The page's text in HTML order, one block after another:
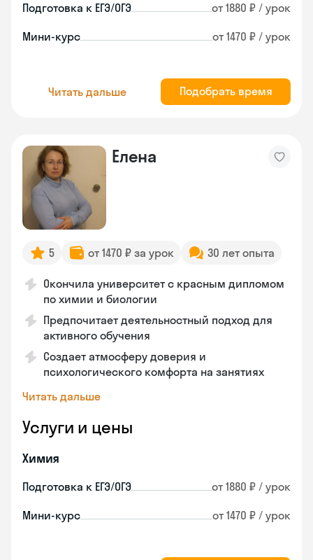
Подготовка к ЕГЭ/ОГЭ от 1880 ₽ / урок
Мини-курс от 1470 ₽ / урок
Читать дальше Подобрать время
Елена
5 от 1470 ₽ за урок 30 лет опыта
Окончила университет с красным дипломом
по химии и биологии
Предпочитает деятельностный подход для
активного обучения
Создает атмосферу доверия и
психологического комфорта на занятиях
Читать дальше
Услуги и цены
Химия
Подготовка к ЕГЭ/ОГЭ от 1880 ₽ / урок
Мини-курс от 1470 ₽ / урок